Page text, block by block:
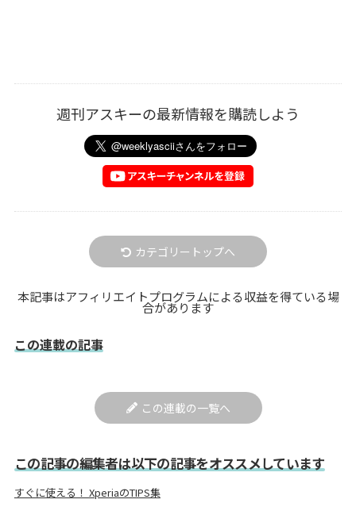
週刊アスキーの最新情報を購読しよう
カテゴリートップへ
本記事はアフィリエイトプログラムによる収益を得ている場
合があります
この連載の記事
この連載の一覧へ
この記事の編集者は以下の記事をオススメしています
すぐに使える！ XperiaのTIPS集